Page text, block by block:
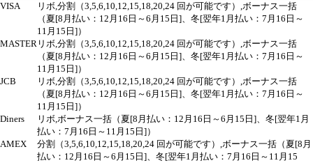
VISA
リボ,分割（3,5,6,10,12,15,18,20,24 回が可能です）,ボーナス一括
（夏[8月払い：12月16日～6月15日]、冬[翌年1月払い：7月16日～
11月15日]）
MASTER リボ,分割（3,5,6,10,12,15,18,20,24 回が可能です）,ボーナス一括
（夏[8月払い：12月16日～6月15日]、冬[翌年1月払い：7月16日～
11月15日]）
JCB
リボ,分割（3,5,6,10,12,15,18,20,24 回が可能です）,ボーナス一括
（夏[8月払い：12月16日～6月15日]、冬[翌年1月払い：7月16日～
11月15日]）
Diners
リボ,ボーナス一括（夏[8月払い：12月16日～6月15日]、冬[翌年1月
払い：7月16日～11月15日]）
AMEX
分割（3,5,6,10,12,15,18,20,24 回が可能です）,ボーナス一括（夏[8月
払い：12月16日～6月15日]、冬[翌年1月払い：7月16日～11月15